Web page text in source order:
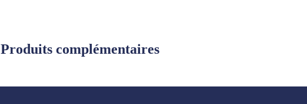
Produits complémentaires